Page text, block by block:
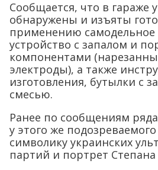
Сообщается, что в гараже
обнаружены и изъяты
применению
устройство с запалом и
компонентами
электроды), а также
изготовления, бутылки с
смесью.
Ранее по сообщениям
у этого же
символику украинских
партий и портрет